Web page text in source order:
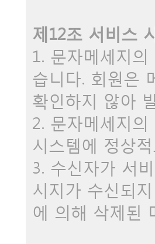
제12조 서비스
1. 문자메세지
습니다. 회원은
확인하지 않아
2. 문자메세지
시스템에 정상
3. 수신자가 서
시지가 수신되
에 의해 삭제된